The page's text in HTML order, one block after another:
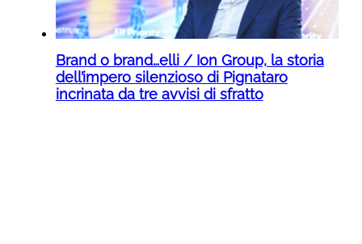
Brand o brand…elli / Ion Group, la storia
dell’impero silenzioso di Pignataro
incrinata da tre avvisi di sfratto